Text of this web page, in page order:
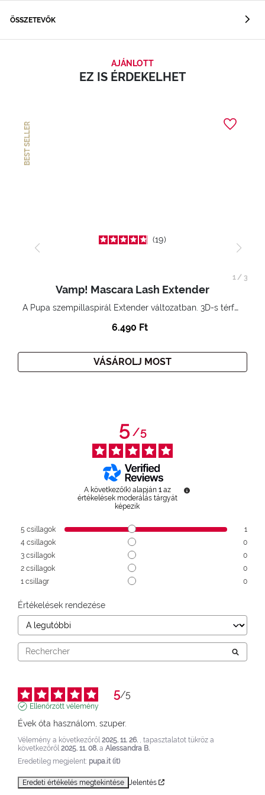
ÖSSZETEVŐK
AJÁNLOTT
EZ IS ÉRDEKELHET
BEST SELLER
19
Vamp! Mascara Lash Extender
A Pupa szempillaspirál Extender változatban. 3D-s térfogatnövelő hatás. Hihetetlenül hosszú és göndör szempillák
6.490 Ft
VÁSÁROLJ MOST
1/ 3
5/5
A következő(k) alapján 1 az
értékelések moderálás tárgyát
képezik
5 csillagok
1
4 csillagok
0
3 csillagok
0
2 csillagok
0
1 csillagr 0
Értékelések rendezése
5/5
Ellenőrzött vélemény
Évek óta használom, szuper.
Vélemény a következőről 2025. 11. 26.
, tapasztalatot tükröz a
következőről 2025. 11. 08. a Alessandra B.
Eredetileg megjelent: pupa.it (it)
Eredeti értékelés megtekintése Jelentés